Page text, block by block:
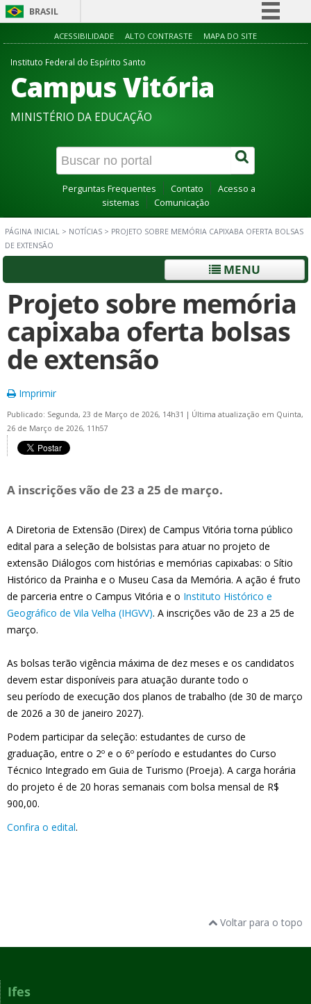
BRASIL
Simplifique!
Acesso à informação
Canais
ACESSIBILIDADE ALTO CONTRASTE MAPA DO SITE
Instituto Federal do Espírito Santo
Campus Vitória
MINISTÉRIO DA EDUCAÇÃO
Perguntas Frequentes Contato
Acesso a
sistemas
Comunicação
PÁGINA INICIAL > NOTÍCIAS > PROJETO SOBRE MEMÓRIA CAPIXABA OFERTA BOLSAS
DE EXTENSÃO
MENU
Projeto sobre memória
capixaba oferta bolsas
de extensão
Imprimir
Publicado: Segunda, 23 de Março de 2026, 14h31 | Última atualização em Quinta,
26 de Março de 2026, 11h57
A inscrições vão de 23 a 25 de março.
A Diretoria de Extensão (Direx) de Campus Vitória torna público
edital para a seleção de bolsistas para atuar no projeto de
extensão Diálogos com histórias e memórias capixabas: o Sítio
Histórico da Prainha e o Museu Casa da Memória. A ação é fruto
de parceria entre o Campus Vitória e o Instituto Histórico e
Geográfico de Vila Velha (IHGVV). A inscrições vão de 23 a 25 de
março.
As bolsas terão vigência máxima de dez meses e os candidatos
devem estar disponíveis para atuação durante todo o
seu período de execução dos planos de trabalho (de 30 de março
de 2026 a 30 de janeiro 2027).
Podem participar da seleção: estudantes de curso de
graduação, entre o 2º e o 6º período e estudantes do Curso
Técnico Integrado em Guia de Turismo (Proeja). A carga horária
do projeto é de 20 horas semanais com bolsa mensal de R$
900,00.
Confira o edital.
Voltar para o topo
Ifes